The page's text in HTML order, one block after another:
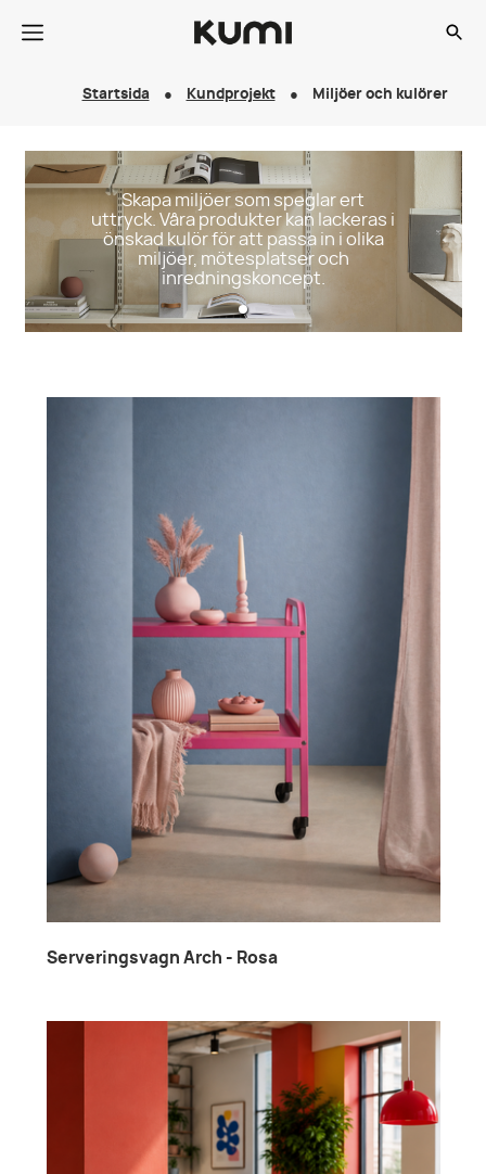
Startsida Kundprojekt Miljöer och kulörer
Skapa miljöer som speglar ert
uttryck. Våra produkter kan lackeras i
önskad kulör för att passa in i olika
miljöer, mötesplatser och
inredningskoncept.
Serveringsvagn Arch - Rosa